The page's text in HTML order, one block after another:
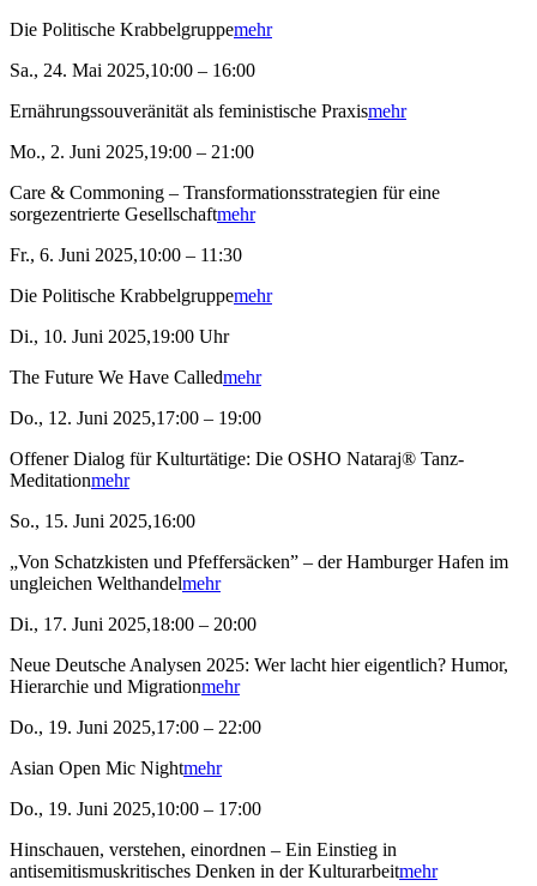
Die Politische Krabbelgruppemehr
Sa., 24. Mai 2025,10:00 – 16:00
Ernährungssouveränität als feministische Praxismehr
Mo., 2. Juni 2025,19:00 – 21:00
Care & Commoning – Transformationsstrategien für eine
sorgezentrierte Gesellschaftmehr
Fr., 6. Juni 2025,10:00 – 11:30
Die Politische Krabbelgruppemehr
Di., 10. Juni 2025,19:00 Uhr
The Future We Have Calledmehr
Do., 12. Juni 2025,17:00 – 19:00
Offener Dialog für Kulturtätige: Die OSHO Nataraj® Tanz-
Meditationmehr
So., 15. Juni 2025,16:00
„Von Schatzkisten und Pfeffersäcken” – der Hamburger Hafen im
ungleichen Welthandelmehr
Di., 17. Juni 2025,18:00 – 20:00
Neue Deutsche Analysen 2025: Wer lacht hier eigentlich? Humor,
Hierarchie und Migrationmehr
Do., 19. Juni 2025,17:00 – 22:00
Asian Open Mic Nightmehr
Do., 19. Juni 2025,10:00 – 17:00
Hinschauen, verstehen, einordnen – Ein Einstieg in
antisemitismuskritisches Denken in der Kulturarbeitmehr